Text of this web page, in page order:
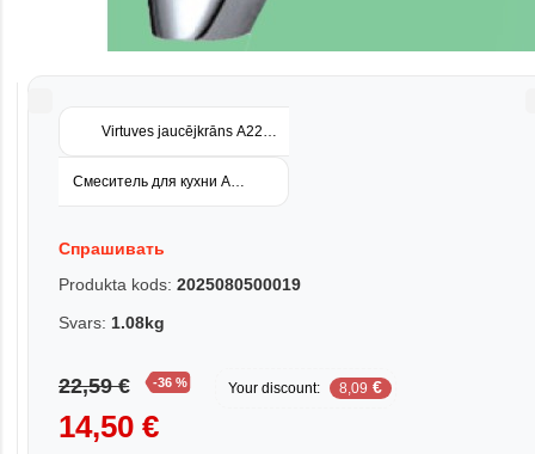
Virtuves jaucējkrāns A2210
Смеситель для кухни A2510
Спрашивать
Produkta kods: 2025080500019
Svars: 1.08kg
22,59 € -36 % Your discount: 8,09 €
14,50 €